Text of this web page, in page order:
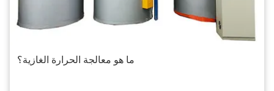
ما هو معالجة الحرارة الغازية؟